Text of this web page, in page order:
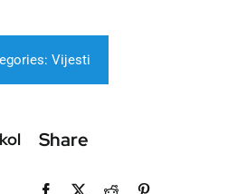
Vijesti
Share